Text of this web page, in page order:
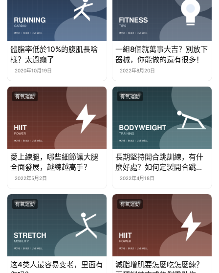
體脂率低於10%的腹肌長啥
樣？太過癮了
2020年10月19日
一組8個就萬事大吉？別放下
器械，你能做的還有很多！
2022年8月20日
有氧運動
愛上練腿，哪些細節讓大腿
全面發展，越練越高手？
2022年5月2日
有氧運動
長期堅持開合跳訓練，有什
麼好處？如何定製開合跳計
劃？
2022年4月18日
有氧運動
这4类人最容易变老，里面有
有氧運動
減脂增肌要怎麼吃怎麼練？